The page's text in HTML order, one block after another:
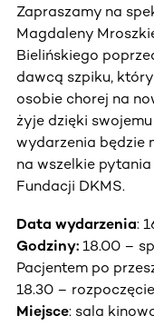
Zapraszamy na
Magdaleny
Bielińskiego
dawcą szpiku,
osobie chorej na
żyje dzięki
wydarzenia będzie
na wszelkie
Fundacji DKMS.
Data wydarzenia:
Godziny: 18.00 –
Pacjentem po
18.30 –
Miejsce: sala